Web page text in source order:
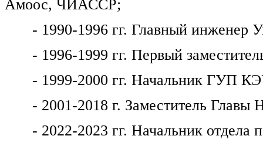
Амоос, ЧИАССР;
- 1990-1996 гг. Главный
- 1996-1999 гг. Первый
- 1999-2000 гг. Начальник ГУП
- 2001-2018 г. Заместитель Главы
- 2022-2023 гг. Начальник